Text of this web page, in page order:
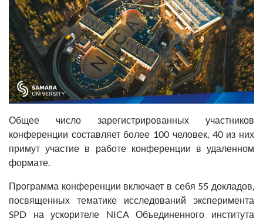
Общее число зарегистрированных участников
конференции составляет более 100 человек, 40 из них
примут участие в работе конференции в удаленном
формате.
Программа конференции включает в себя 55 докладов,
посвященных тематике исследований эксперимента
SPD на ускорителе NICA Объединенного института